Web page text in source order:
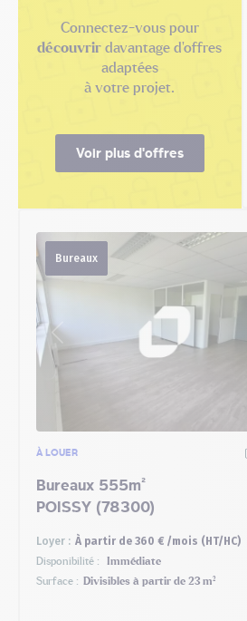
Connectez-vous pour
découvrir davantage d'offres
adaptées
à votre projet.
Voir plus d'offres
Bureaux
À LOUER
Bureaux 555m²
POISSY (78300)
Loyer : À partir de 360 € /mois (HT/HC)
Disponibilité :
Immédiate
Surface :
Divisibles à partir de 23 m²